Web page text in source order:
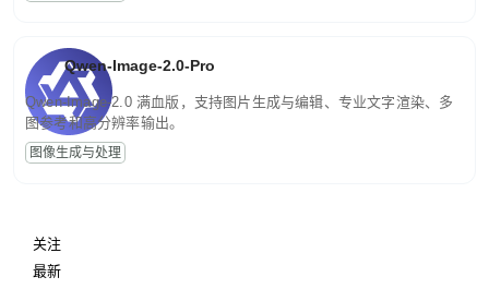
Qwen-Image-2.0-Pro
Qwen-Image-2.0 满血版，支持图片生成与编辑、专业文字渲染、多
图参考和高分辨率输出。
图像生成与处理
关注
最新